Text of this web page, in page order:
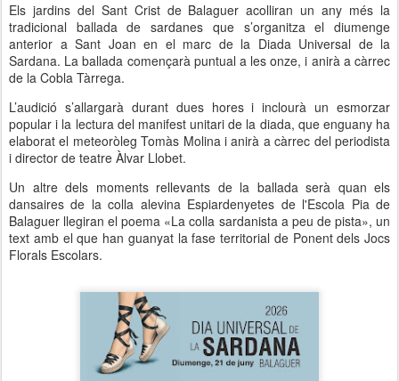
Els jardins del Sant Crist de Balaguer acolliran un any més la
tradicional ballada de sardanes que s’organitza el diumenge
anterior a Sant Joan en el marc de la Diada Universal de la
Sardana. La ballada començarà puntual a les onze, i anirà a càrrec
de la Cobla Tàrrega.
L’audició s’allargarà durant dues hores i inclourà un esmorzar
popular i la lectura del manifest unitari de la diada, que enguany ha
elaborat el meteoròleg Tomàs Molina i anirà a càrrec del periodista
i director de teatre Àlvar Llobet.
Un altre dels moments rellevants de la ballada serà quan els
dansaires de la colla alevina Espiardenyetes de l'Escola Pia de
Balaguer llegiran el poema «La colla sardanista a peu de pista», un
text amb el que han guanyat la fase territorial de Ponent dels Jocs
Florals Escolars.